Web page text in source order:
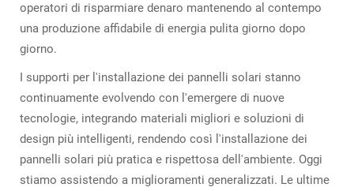
operatori di risparmiare denaro mantenendo al contempo
una produzione affidabile di energia pulita giorno dopo
giorno.
I supporti per l'installazione dei pannelli solari stanno
continuamente evolvendo con l'emergere di nuove
tecnologie, integrando materiali migliori e soluzioni di
design più intelligenti, rendendo così l'installazione dei
pannelli solari più pratica e rispettosa dell'ambiente. Oggi
stiamo assistendo a miglioramenti generalizzati. Le ultime